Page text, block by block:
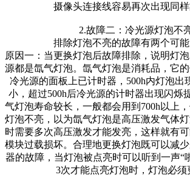
摄像头连接线容易再次出现同样
2.故障二：冷光源灯泡不
排除灯泡不亮的故障有两个可能
原因一：当更换灯泡后故障排除，说明灯
源都是氙气灯泡。氙气灯泡是消耗品，它的
冷光源的面板上已计时器，500h内灯泡出
小，超过500h后冷光源的计时器出现闪烁
气灯泡寿命较长，一般都会用到700h以上
灯泡不亮，以为氙气灯泡是高压激发气体
时需要多次高压激发才能发亮，这样就有
模块过载损坏。合理地更换灯泡既可以减
器的故障，当灯泡被点亮时可以听到一声“
3次才能点亮灯泡时，灯泡必须